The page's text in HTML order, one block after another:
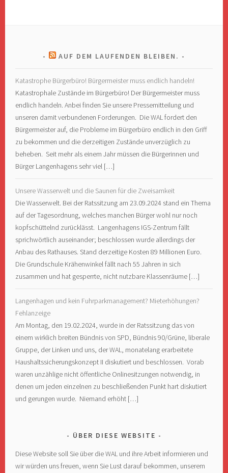
AUF DEM LAUFENDEN BLEIBEN.
Katastrophe Bürgerbüro! Bürgermeister muss endlich handeln!
Katastrophale Zustände im Bürgerbüro! Der Bürgermeister muss
endlich handeln. Anbei finden Sie unsere Pressemitteilung und
unseren damit verbundenen Forderungen. Die WAL fordert den
Bürgermeister auf, die Probleme im Bürgerbüro endlich in den Griff
zu bekommen und die derzeitigen Zustände unverzüglich zu
beheben. Seit mehr als einem Jahr müssen die Bürgerinnen und
Bürger Langenhagens sehr viel […]
Unsere Wasserwelt und die Saunen für die Zweisamkeit
Die Wasserwelt. Bei der Ratssitzung am 23.09.2024 stand ein Thema
auf der Tagesordnung, welches manchen Bürger wohl nur noch
kopfschüttelnd zurücklässt. Langenhagens IGS-Zentrum fällt
sprichwörtlich auseinander; beschlossen wurde allerdings der
Anbau des Rathauses. Stand derzeitige Kosten 89 Millionen Euro.
Die Grundschule Krähenwinkel fällt nach 55 Jahren in sich
zusammen und hat gesperrte, nicht nutzbare Klassenräume […]
Langenhagen und kein Fuhrparkmanagement? Mieterhöhungen?
Fehlanzeige
Am Montag, den 19.02.2024, wurde in der Ratssitzung das von
einem wirklich breiten Bündnis von SPD, Bündnis 90/Grüne, liberale
Gruppe, der Linken und uns, der WAL, monatelang erarbeitete
Haushaltssicherungskonzept II diskutiert und beschlossen. Vorab
waren unzählige nicht öffentliche Onlinesitzungen notwendig, in
denen um jeden einzelnen zu beschließenden Punkt hart diskutiert
und gerungen wurde. Niemand erhöht […]
ÜBER DIESE WEBSITE
Diese Website soll Sie über die WAL und ihre Arbeit informieren und
wir würden uns freuen, wenn Sie Lust darauf bekommen, unserem